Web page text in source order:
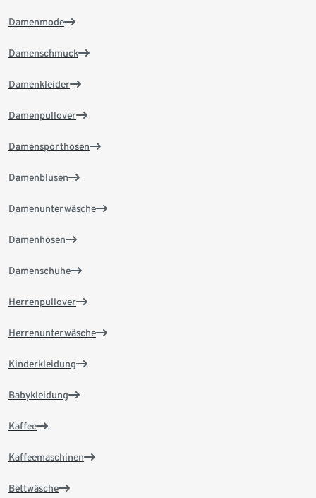
Damenmode
Damenschmuck
Damenkleider
Damenpullover
Damensporthosen
Damenblusen
Damenunterwäsche
Damenhosen
Damenschuhe
Herrenpullover
Herrenunterwäsche
Kinderkleidung
Babykleidung
Kaffee
Kaffeemaschinen
Bettwäsche